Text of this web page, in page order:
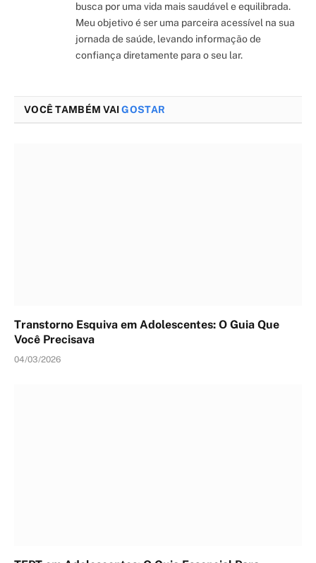
busca por uma vida mais saudável e equilibrada.
Meu objetivo é ser uma parceira acessível na sua
jornada de saúde, levando informação de
confiança diretamente para o seu lar.
VOCÊ TAMBÉM VAIGOSTAR
Transtorno Esquiva em Adolescentes: O Guia Que
Você Precisava
04/03/2026